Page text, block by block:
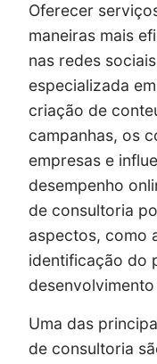
Oferecer
maneiras mais
nas redes
especializada
criação de
campanhas, os
empresas e
desempenho
de consultoria
aspectos, como
identificação do
Uma das
de consultoria